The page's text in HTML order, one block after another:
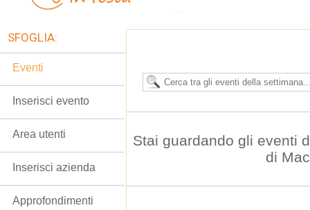
Stai guardando gli eventi
di
SFOGLIA:
Eventi
Inserisci evento
Area utenti
Inserisci azienda
Approfondimenti